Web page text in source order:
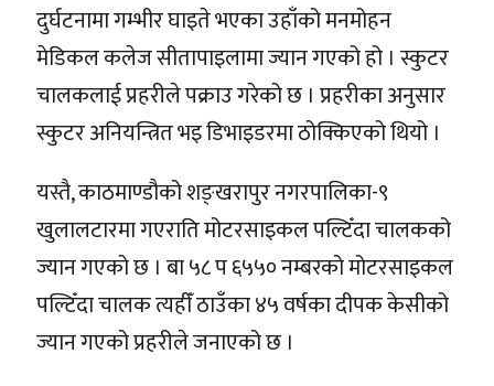
दुर्घटनामा गम्भीर घाइते भएका उहाँको मनमोहन
मेडिकल कलेज सीतापाइलामा ज्यान गएको हो । स्कुटर
चालकलाई प्रहरीले पक्राउ गरेको छ । प्रहरीका अनुसार
स्कुटर अनियन्त्रित भइ डिभाइडरमा ठोक्किएको थियो ।
यस्तै, काठमाण्डौको शङ्खरापुर नगरपालिका-९
खुलालटारमा गएराति मोटरसाइकल पल्टिँदा चालकको
ज्यान गएको छ । बा ५८ प ६५५० नम्बरको मोटरसाइकल
पल्टिँदा चालक त्यहीँ ठाउँका ४५ वर्षका दीपक केसीको
ज्यान गएको प्रहरीले जनाएको छ ।